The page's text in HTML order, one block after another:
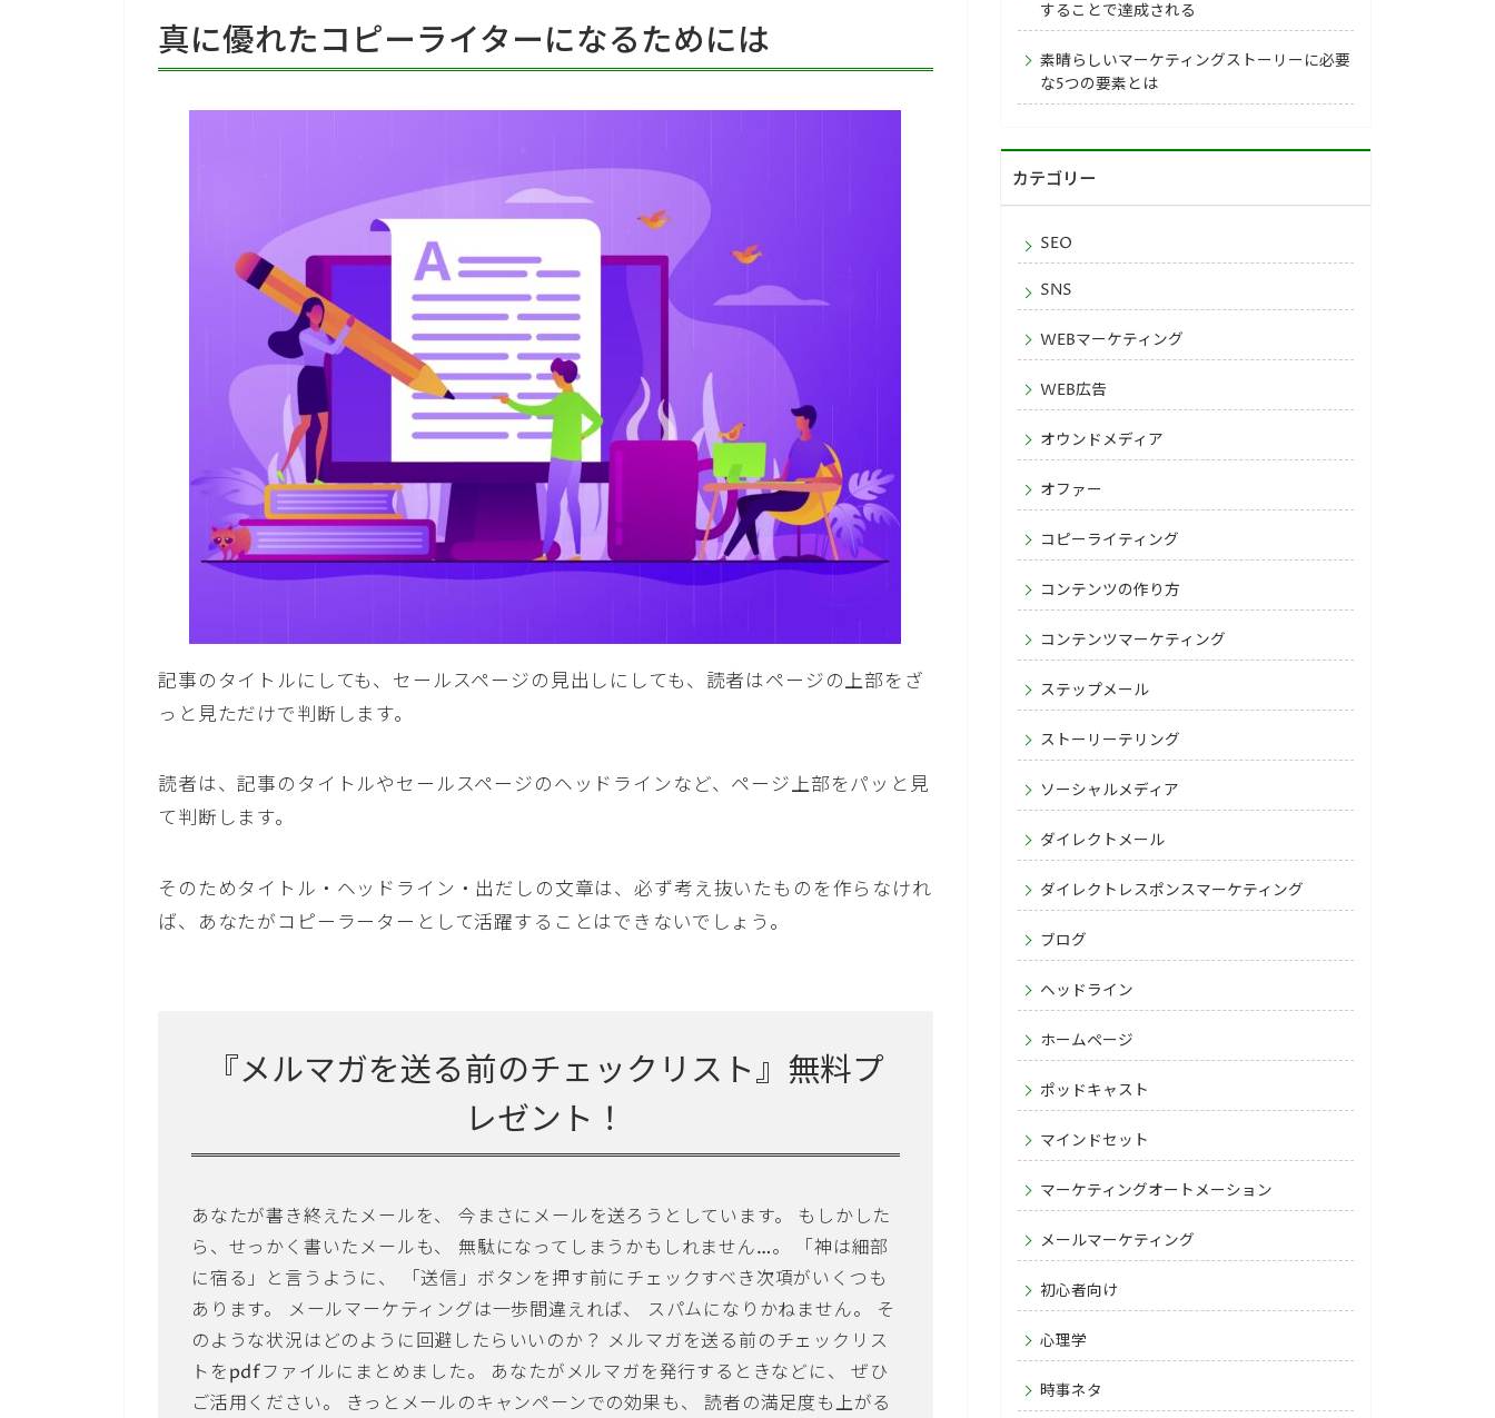
真に優れたコピーライターになるためには
記事のタイトルにしても、セールスページの見出しにしても、読者はページの上部をざ
っと見ただけで判断します。
読者は、記事のタイトルやセールスページのヘッドラインなど、ページ上部をパッと見
て判断します。
そのためタイトル・ヘッドライン・出だしの文章は、必ず考え抜いたものを作らなけれ
ば、あなたがコピーラーターとして活躍することはできないでしょう。
『メルマガを送る前のチェックリスト』無料プ
レゼント！
あなたが書き終えたメールを、 今まさにメールを送ろうとしています。 もしかした
ら、せっかく書いたメールも、 無駄になってしまうかもしれません…。 「神は細部
に宿る」と言うように、 「送信」ボタンを押す前にチェックすべき次項がいくつも
あります。 メールマーケティングは一歩間違えれば、 スパムになりかねません。 そ
のような状況はどのように回避したらいいのか？ メルマガを送る前のチェックリス
トをpdfファイルにまとめました。 あなたがメルマガを発行するときなどに、 ぜひ
ご活用ください。 きっとメールのキャンペーンでの効果も、 読者の満足度も上がる
することで達成される
素晴らしいマーケティングストーリーに必要
な5つの要素とは
カテゴリー
SEO
SNS
WEBマーケティング
WEB広告
オウンドメディア
オファー
コピーライティング
コンテンツの作り方
コンテンツマーケティング
ステップメール
ストーリーテリング
ソーシャルメディア
ダイレクトメール
ダイレクトレスポンスマーケティング
ブログ
ヘッドライン
ホームページ
ポッドキャスト
マインドセット
マーケティングオートメーション
メールマーケティング
初心者向け
心理学
時事ネタ